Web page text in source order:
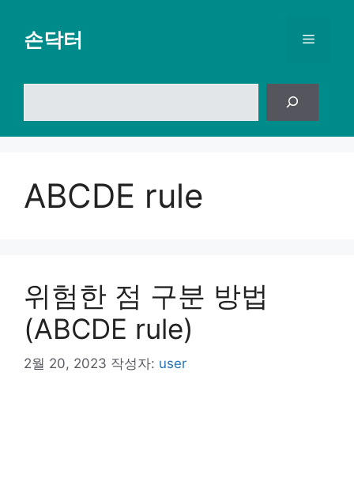
손닥터 메
뉴
ABCDE rule
위험한 점 구분 방법
(ABCDE rule)
2월 20, 2023 작성자: user